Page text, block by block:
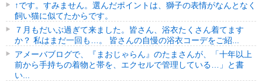
↑です。すみません。選んだポイントは、獅子の表情がなんとなく
飼い猫に似てたからです。
７月もだいぶ過ぎて来ました。皆さん、浴衣たくさん着てます
か？ 私はまだ一回も…。 皆さんの自慢の浴衣コーデをご紹...
アメーバブログで、『まおじゃらん』のたまさんが、「十年以上
前から手持ちの着物と帯を、エクセルで管理している…」と書
い...